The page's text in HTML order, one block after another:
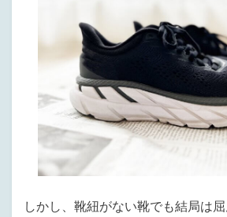
しかし、靴紐がない靴でも結局は